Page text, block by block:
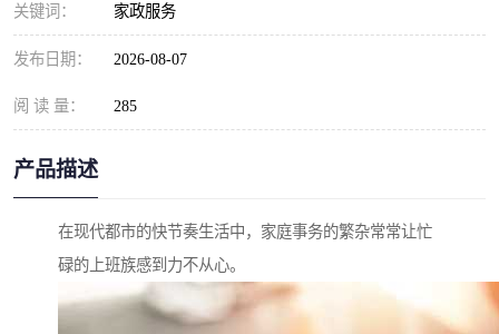
关键词： 家政服务
发布日期： 2026-08-07
阅 读 量： 285
产品描述
在现代都市的快节奏生活中，家庭事务的繁杂常常让忙
碌的上班族感到力不从心。